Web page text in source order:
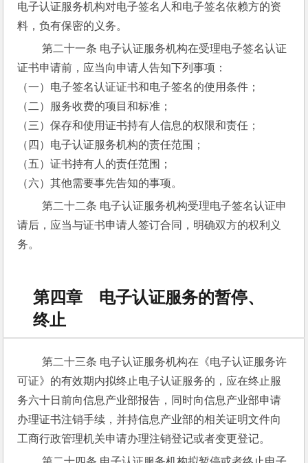
电子认证服务机构对电子签名人和电子签名依赖方的资
料，负有保密的义务。
第二十一条 电子认证服务机构在受理电子签名认证
证书申请前，应当向申请人告知下列事项：
（一）电子签名认证证书和电子签名的使用条件；
（二）服务收费的项目和标准；
（三）保存和使用证书持有人信息的权限和责任；
（四）电子认证服务机构的责任范围；
（五）证书持有人的责任范围；
（六）其他需要事先告知的事项。
第二十二条 电子认证服务机构受理电子签名认证申
请后，应当与证书申请人签订合同，明确双方的权利义
务。
第四章 电子认证服务的暂停、
终止
第二十三条 电子认证服务机构在《电子认证服务许
可证》的有效期内拟终止电子认证服务的，应在终止服
务六十日前向信息产业部报告，同时向信息产业部申请
办理证书注销手续，并持信息产业部的相关证明文件向
工商行政管理机关申请办理注销登记或者变更登记。